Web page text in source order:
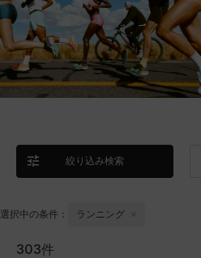
絞り込み検索
選択中の条件： ランニング
303件